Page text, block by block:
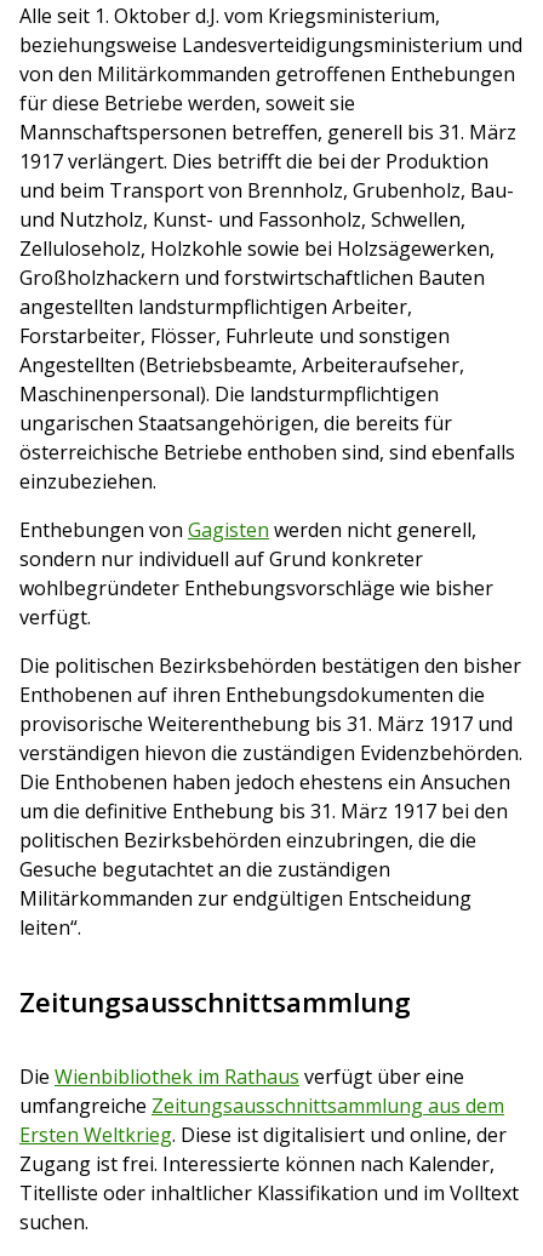
Alle seit 1. Oktober d.J. vom Kriegsministerium,
beziehungsweise Landesverteidigungsministerium und
von den Militärkommanden getroffenen Enthebungen
für diese Betriebe werden, soweit sie
Mannschaftspersonen betreffen, generell bis 31. März
1917 verlängert. Dies betrifft die bei der Produktion
und beim Transport von Brennholz, Grubenholz, Bau-
und Nutzholz, Kunst- und Fassonholz, Schwellen,
Zelluloseholz, Holzkohle sowie bei Holzsägewerken,
Großholzhackern und forstwirtschaftlichen Bauten
angestellten landsturmpflichtigen Arbeiter,
Forstarbeiter, Flösser, Fuhrleute und sonstigen
Angestellten (Betriebsbeamte, Arbeiteraufseher,
Maschinenpersonal). Die landsturmpflichtigen
ungarischen Staatsangehörigen, die bereits für
österreichische Betriebe enthoben sind, sind ebenfalls
einzubeziehen.
Enthebungen von Gagisten werden nicht generell,
sondern nur individuell auf Grund konkreter
wohlbegründeter Enthebungsvorschläge wie bisher
verfügt.
Die politischen Bezirksbehörden bestätigen den bisher
Enthobenen auf ihren Enthebungsdokumenten die
provisorische Weiterenthebung bis 31. März 1917 und
verständigen hievon die zuständigen Evidenzbehörden.
Die Enthobenen haben jedoch ehestens ein Ansuchen
um die definitive Enthebung bis 31. März 1917 bei den
politischen Bezirksbehörden einzubringen, die die
Gesuche begutachtet an die zuständigen
Militärkommanden zur endgültigen Entscheidung
leiten“.
Zeitungsausschnittsammlung
Die Wienbibliothek im Rathaus verfügt über eine
umfangreiche Zeitungsausschnittsammlung aus dem
Ersten Weltkrieg. Diese ist digitalisiert und online, der
Zugang ist frei. Interessierte können nach Kalender,
Titelliste oder inhaltlicher Klassifikation und im Volltext
suchen.